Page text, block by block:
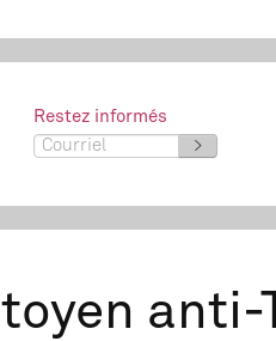
Restez informés
>
anti-